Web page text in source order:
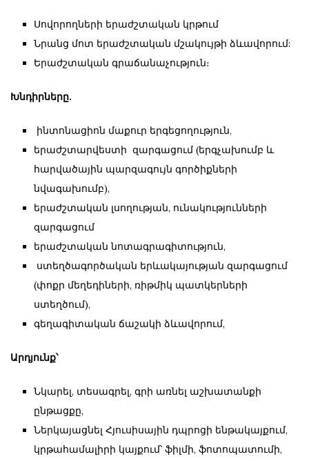
Սովորողների երաժշտական կրթում
Նրանց մոտ երաժշտական մշակույթի ձևավորում:
Երաժշտական գրաճանաչություն։
Խնդիրները.
ինտոնացիոն մաքուր երգեցողություն,
երաժշտարվեստի զարգացում (երգչախումբ և
հարվածային պարզագույն գործիքների
նվագախումբ),
երաժշտական լսողության, ունակությունների
զարգացում
երաժշտական նոտագրագիտություն,
ստեղծագործական երևակայության զարգացում
(փոքր մեղեդիների, ռիթմիկ պատկերների
ստեղծում),
գեղագիտական ճաշակի ձևավորում,
Արդյունք՝
Նկարել, տեսագրել, գրի առնել աշխատանքի
ընթացքը,
Ներկայացնել Հյուսիսային դպրոցի ենթակայքում,
կրթահամալիրի կայքում՝ ֆիլմի, ֆոտոպատումի,